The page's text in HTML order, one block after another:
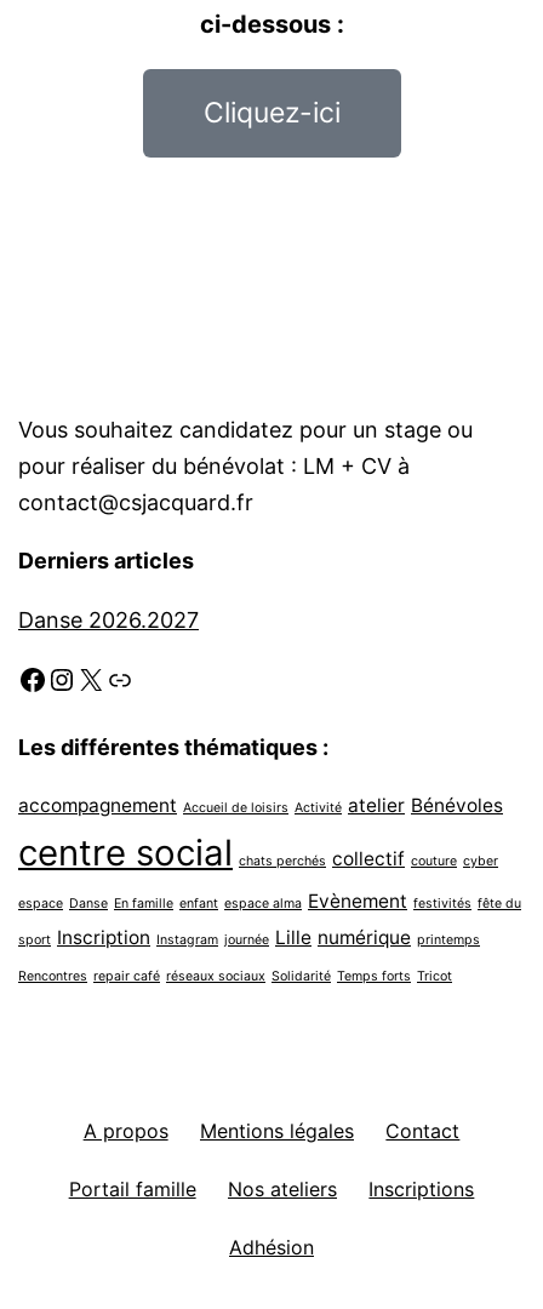
ci-dessous :
Cliquez-ici
Vous souhaitez candidatez pour un stage ou
pour réaliser du bénévolat : LM + CV à
contact@csjacquard.fr
Derniers articles
Danse 2026.2027
Les différentes thématiques :
accompagnement Accueil de loisirs Activité atelier Bénévoles
centre social chats perchés collectif couture cyber
espace Danse En famille enfant espace alma Evènement festivités fête du
sport Inscription Instagram journée Lille numérique printemps
Rencontres repair café réseaux sociaux Solidarité Temps forts Tricot
A propos Mentions légales Contact
Portail famille Nos ateliers Inscriptions
Adhésion